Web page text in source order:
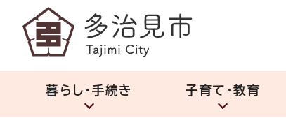
暮らし・手続き 子育て・教育